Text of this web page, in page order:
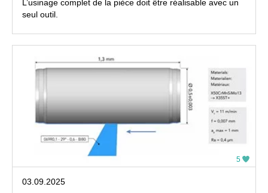
L’usinage complet de la pièce doit être réalisable avec un
seul outil.
5
03.09.2025